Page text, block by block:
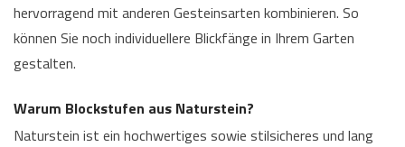
hervorragend mit anderen Gesteinsarten kombinieren. So
können Sie noch individuellere Blickfänge in Ihrem Garten
gestalten.
Warum Blockstufen aus Naturstein?
Naturstein ist ein hochwertiges sowie stilsicheres und lang